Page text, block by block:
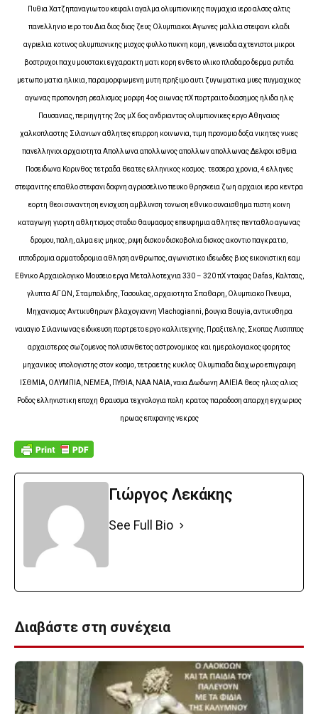
Πυθια Χατζηπαναγιωτου κεφαλι αγαλμα ολυμπιονικης πυγμαχια ιερο αλσος αλτις
πανελληνιο ιερο του Δια διος διας ζευς Ολυμπιακοι Αγωνες μαλλια στεφανι κλαδι
αγριελια κοτινος ολυμπιονικης μισχος φυλλο πυκνη κομη, γενειαδα αχτενιστοι μικροι
βοστρυχοι παχυ μουστακι εγχαρακτη ματι κορη ενθετο υλικο πλαδαρο δερμα ρυτιδα
μετωπο ματια ηλικια, παραμορφωμενη μυτη πρηξιμο αυτι ζυγωματικα μυες πυγμαχικος
αγωνας προπονηση ρεαλισμος μορφη 4ος αιωνας πΧ πορτραιτο διασημος ηλιδα ηλις
Παυσανιας, περιηγητης 2ος μΧ 6ος ανδριαντας ολυμπιονικες εργο Αθηναιος
χαλκοπλαστης Σιλανιων αθλητες επιρροη κοινωνια, τιμη προνομιο δοξα νικητες νικες
πανελληνιοι αρχαιοτητα Απολλωνα απολλωνος απολλων απολλωνας Δελφοι ισθμια
Ποσειδωνα Κορινθος τετραδα θεατες ελληνικος κοσμος. τεσσερα χρονια, 4 ελληνες
στεφανιτης επαθλο στεφανι δαφνη αγριοσελινο πευκο θρησκεια ζωη αρχαιοι ιερα κεντρα
εορτη θεοι συναντηση ενισχυση αμβλυνση τονωση εθνικο συναισθημα πιστη κοινη
καταγωγη γιορτη αθλητισμος σταδιο θαυμασμος επευφημια αθλητες πενταθλο αγωνας
δρομου, παλη, αλμα εις μηκος, ριψη δισκου δισκοβολια δισκος ακοντιο παγκρατιο,
ιπποδρομια αρματοδρομια αθληση ανθρωπος, αγωνιστικο ιδεωδες βιος εικονιστικη εαμ
Εθνικο Αρχαιολογικο Μουσειο εργα Μεταλλοτεχνια 330 – 320 πΧ νταφας Dafas, Καλτσας,
γλυπτα ΑΓΩΝ, Σταμπολιδης, Τασουλας, αρχαιοτητα Σπαθαρη, Ολυμπιακο Πνευμα,
Μηχανισμος Αντικυθηρων βλαχογιαννη Vlachogianni, βουγια Bouyia, αντικυθηρα
ναυαγιο Σιλανιωνας ειδικευση πορτρετο εργο καλλιτεχνης, Πραξιτελης, Σκοπας Λυσιππος
αρχαιοτερος σωζομενος πολυσυνθετος αστρονομικος και ημερολογιακος φορητος
μηχανικος υπολογιστης στον κοσμο, τετραετης κυκλος Ολυμπιαδα διαχωρο επιγραφη
ΙΣΘΜΙΑ, ΟΛΥΜΠΙΑ, ΝΕΜΕΑ, ΠΥΘΙΑ, ΝΑΑ ΝΑΙΑ, ναια Δωδωνη ΑΛΙΕΙΑ θεος ηλιος αλιος
Ροδος ελληνιστικη εποχη θραυσμα τεχνολογια πολη κρατος παραδοση απαρχη εγχωριος
ηρωας επιφανης νεκρος
Γιώργος Λεκάκης
See Full Bio
Διαβάστε στη συνέχεια